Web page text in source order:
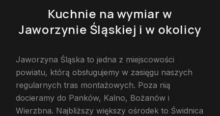
Kuchnie na wymiar w
Jaworzynie Śląskiej i w okolicy
Jaworzyna Śląska to jedna z miejscowości
powiatu, którą obsługujemy w zasięgu naszych
regularnych tras montażowych. Poza nią
docieramy do Panków, Kalno, Bożanów i
Wierzbna. Najbliższy większy ośrodek to Świdnica